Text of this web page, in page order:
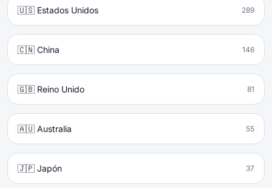
🇺🇸 Estados Unidos 289
🇨🇳 China 146
🇬🇧 Reino Unido 81
🇦🇺 Australia 55
🇯🇵 Japón 37